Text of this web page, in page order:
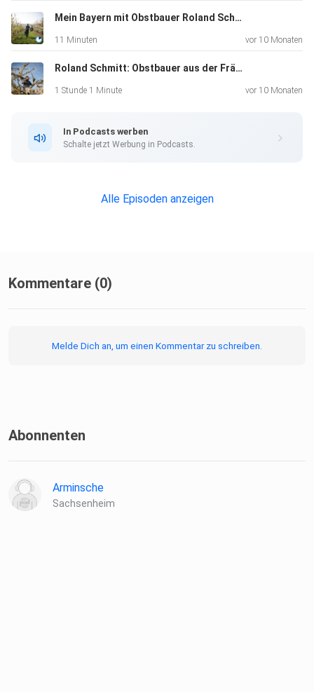
Mein Bayern mit Obstbauer Roland Schmitt
11 Minuten vor 10 Monaten
Roland Schmitt: Obstbauer aus der Fränkischen Schweiz über Artenreichtum, Äpfel und Streuobstwiesen
1 Stunde 1 Minute vor 10 Monaten
In Podcasts werben
Schalte jetzt Werbung in Podcasts.
Alle Episoden anzeigen
Kommentare (0)
Melde Dich an, um einen Kommentar zu schreiben.
Abonnenten
Arminsche
Sachsenheim